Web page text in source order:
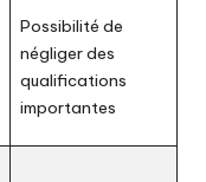
Possibilité de
négliger des
qualifications
importantes